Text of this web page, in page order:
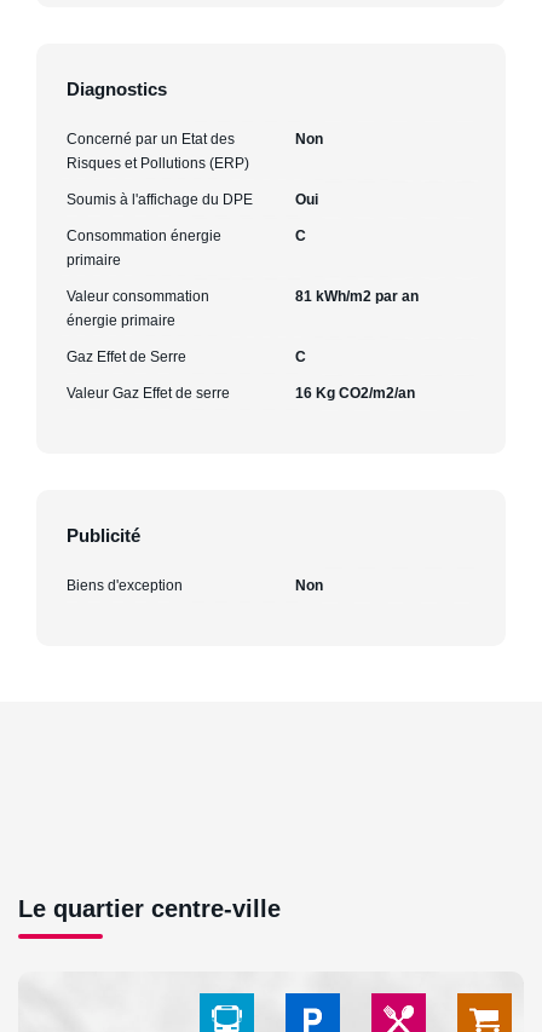
Diagnostics
Concerné par un Etat des
Risques et Pollutions (ERP)
Non
Soumis à l'affichage du DPE Oui
Consommation énergie
primaire
C
Valeur consommation
énergie primaire
81 kWh/m2 par an
Gaz Effet de Serre C
Valeur Gaz Effet de serre 16 Kg CO2/m2/an
Publicité
Biens d'exception Non
Le quartier centre-ville